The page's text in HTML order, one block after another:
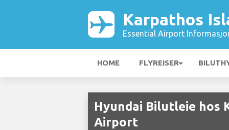
Karpathos
Essential Airport
HOME FLYREISER
Hyundai Bilutleie hos
Airport